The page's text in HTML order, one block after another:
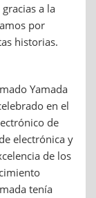
a la
por
historias.
Yamada
en el
de
electrónica y
de los
tenía